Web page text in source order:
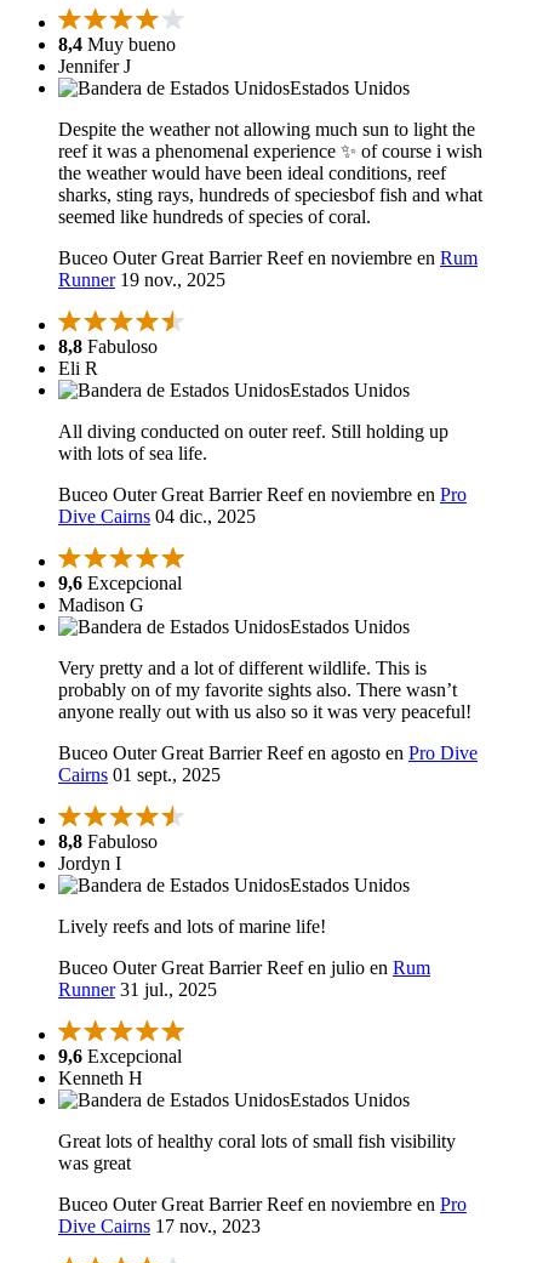
8,4 Muy bueno
Jennifer J
Estados Unidos
Despite the weather not allowing much sun to light the
reef it was a phenomenal experience ✨️ of course i wish
the weather would have been ideal conditions, reef
sharks, sting rays, hundreds of speciesbof fish and what
seemed like hundreds of species of coral.
Buceo Outer Great Barrier Reef en noviembre en Rum
Runner 19 nov., 2025
8,8 Fabuloso
Eli R
Estados Unidos
All diving conducted on outer reef. Still holding up
with lots of sea life.
Buceo Outer Great Barrier Reef en noviembre en Pro
Dive Cairns 04 dic., 2025
9,6 Excepcional
Madison G
Estados Unidos
Very pretty and a lot of different wildlife. This is
probably on of my favorite sights also. There wasn’t
anyone really out with us also so it was very peaceful!
Buceo Outer Great Barrier Reef en agosto en Pro Dive
Cairns 01 sept., 2025
8,8 Fabuloso
Jordyn I
Estados Unidos
Lively reefs and lots of marine life!
Buceo Outer Great Barrier Reef en julio en Rum
Runner 31 jul., 2025
9,6 Excepcional
Kenneth H
Estados Unidos
Great lots of healthy coral lots of small fish visibility
was great
Buceo Outer Great Barrier Reef en noviembre en Pro
Dive Cairns 17 nov., 2023